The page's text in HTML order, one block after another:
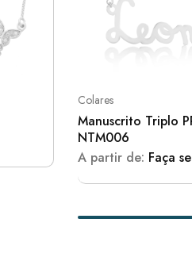
Colares
Manuscrito Triplo
NTM006
A partir de: Faça